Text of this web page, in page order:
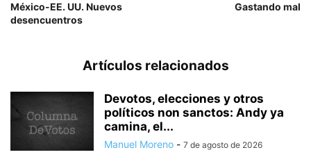
México-EE. UU. Nuevos
desencuentros
Gastando mal
Artículos relacionados
Devotos, elecciones y otros
políticos non sanctos: Andy ya
camina, el...
Manuel Moreno - 7 de agosto de 2026